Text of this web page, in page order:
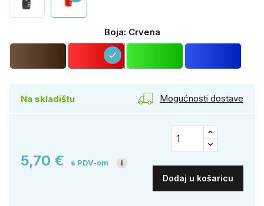
Boja: Crvena
Smeđa Crvena
check
Zelena Plava
Na skladištu Mogućnosti dostave
5,70 € s PDV-om i
Dodaj u košaricu